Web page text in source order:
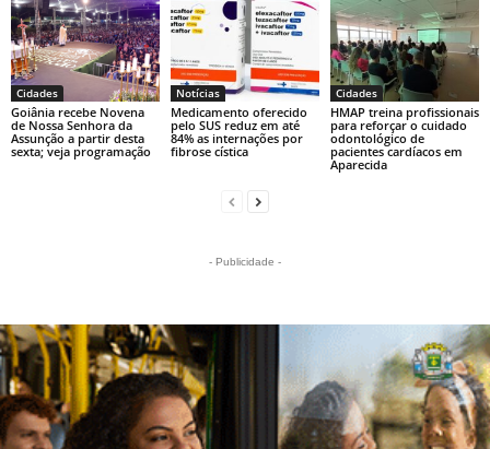
Cidades
Goiânia recebe Novena
de Nossa Senhora da
Assunção a partir desta
sexta; veja programação
Notícias
Medicamento oferecido
pelo SUS reduz em até
84% as internações por
fibrose cística
Cidades
HMAP treina profissionais
para reforçar o cuidado
odontológico de
pacientes cardíacos em
Aparecida
- Publicidade -